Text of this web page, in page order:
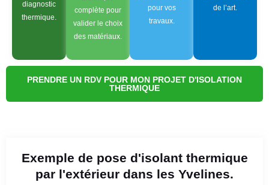
diagnostic
thermique.
complète pour
valider le choix
des matériaux.
pour vos
travaux.
de l’art.
PRENDRE UN RDV POUR MON PROJET D'ISOLATION
THERMIQUE
Exemple de pose d'isolant thermique
par l'extérieur dans les Yvelines.